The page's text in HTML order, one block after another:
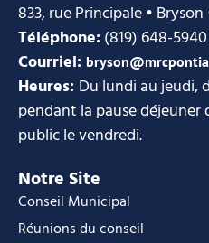
833, rue Principale • Bryson
Téléphone:(819) 648-5940
Courriel:
Heures: Du lundi au jeudi,
pendant la pause déjeuner
public le vendredi.
Notre Site
Conseil Municipal
Réunions du conseil